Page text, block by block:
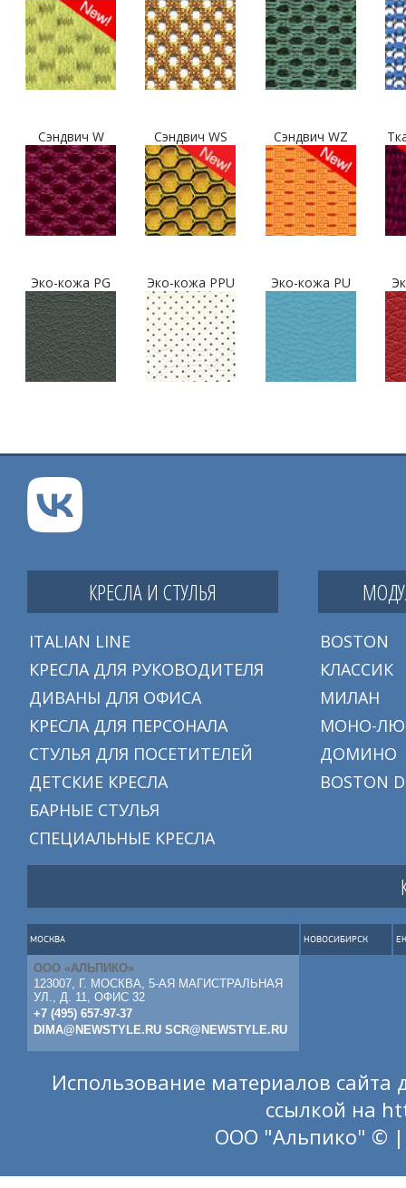
Сэндвич W Сэндвич WS Сэндвич WZ
Эко-кожа PG Эко-кожа PPU Эко-кожа PU
КРЕСЛА И СТУЛЬЯ
ITALIAN LINE
КРЕСЛА ДЛЯ РУКОВОДИТЕЛЯ
ДИВАНЫ ДЛЯ ОФИСА
КРЕСЛА ДЛЯ ПЕРСОНАЛА
СТУЛЬЯ ДЛЯ ПОСЕТИТЕЛЕЙ
ДЕТСКИЕ КРЕСЛА
БАРНЫЕ СТУЛЬЯ
СПЕЦИАЛЬНЫЕ КРЕСЛА
BOSTON
КЛАССИК
МИЛАН
МОНО-
ДОМИНО
BOSTON
МОСКВА
ООО «АЛЬПИКО»
123007, Г. МОСКВА, 5-АЯ МАГИСТРАЛЬНАЯ
УЛ., Д. 11, ОФИС 32
+7 (495) 657-97-37
DIMA@NEWSTYLE.RU SCR@NEWSTYLE.RU
НОВОСИБИРСК
Использование материалов сайта
ссылкой на
ООО "Альпико" © |